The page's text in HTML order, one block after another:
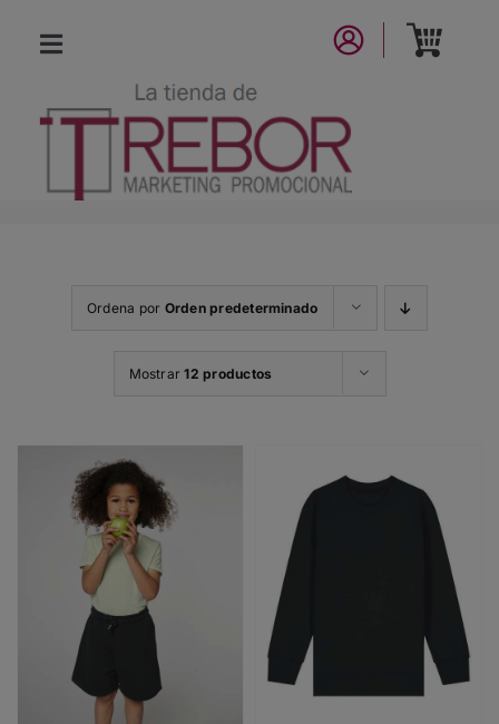
Toggle
Navigation
NUEVA COLECCIÓN
Ordena por Orden predeterminado
Mostrar12 productos